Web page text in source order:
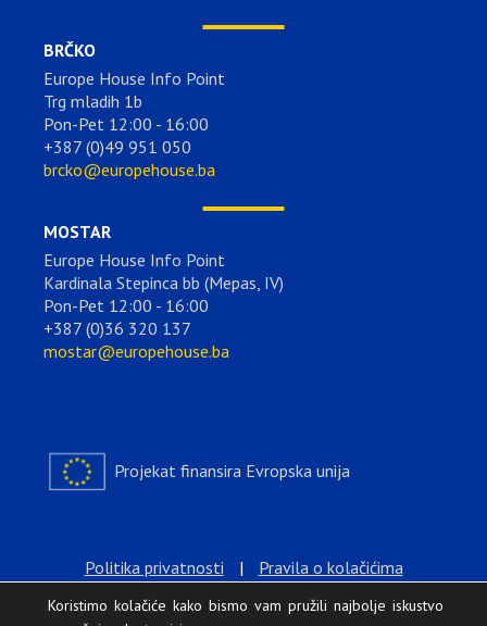
BRČKO
Europe House Info Point
Trg mladih 1b
Pon-Pet 12:00 - 16:00
+387 (0)49 951 050
brcko@europehouse.ba
MOSTAR
Europe House Info Point
Kardinala Stepinca bb (Mepas, IV)
Pon-Pet 12:00 - 16:00
+387 (0)36 320 137
mostar@europehouse.ba
Projekat finansira Evropska unija
Politika privatnosti | Pravila o kolačićima
Koristimo kolačiće kako bismo vam pružili najbolje iskustvo